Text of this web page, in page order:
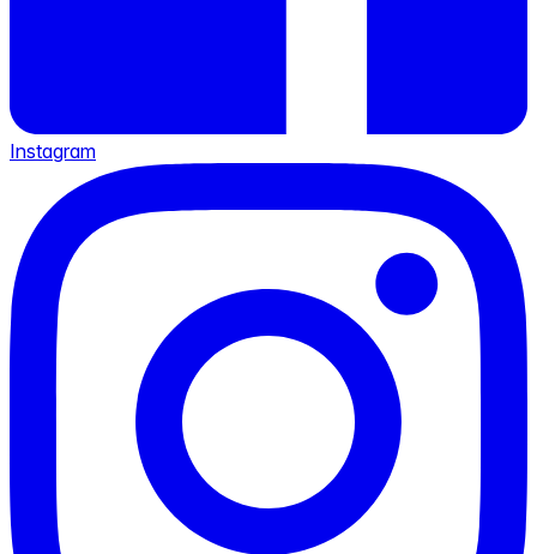
Instagram